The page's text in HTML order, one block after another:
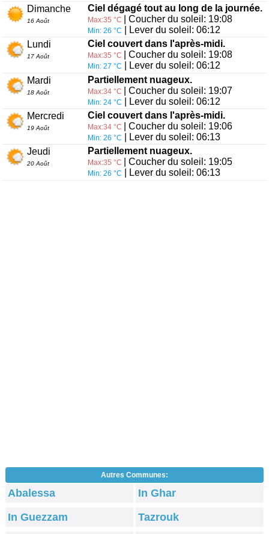
Dimanche
16 Août
Ciel dégagé tout au long de la journée.
Max:35 °C | Coucher du soleil: 19:08
Min: 26 °C
| Lever du soleil: 06:12
Lundi
17 Août
Ciel couvert dans l'après-midi.
Max:35 °C | Coucher du soleil: 19:08
Min: 27 °C
| Lever du soleil: 06:12
Mardi
18 Août
Partiellement nuageux.
Max:34 °C | Coucher du soleil: 19:07
Min: 24 °C
| Lever du soleil: 06:12
Mercredi
19 Août
Ciel couvert dans l'après-midi.
Max:34 °C | Coucher du soleil: 19:06
Min: 26 °C
| Lever du soleil: 06:13
Jeudi
20 Août
Partiellement nuageux.
Max:35 °C | Coucher du soleil: 19:05
Min: 26 °C | Lever du soleil: 06:13
Autres Communes:
Abalessa
In Ghar
In Guezzam
Tazrouk